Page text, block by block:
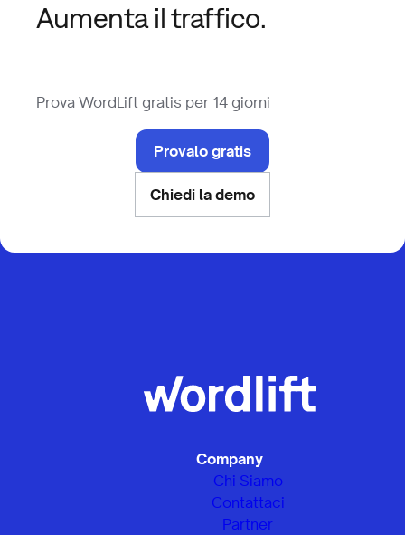
Aumenta il traffico.
Prova WordLift gratis per 14 giorni
Provalo gratis
Chiedi la demo
Company
Chi Siamo
Contattaci
Partner